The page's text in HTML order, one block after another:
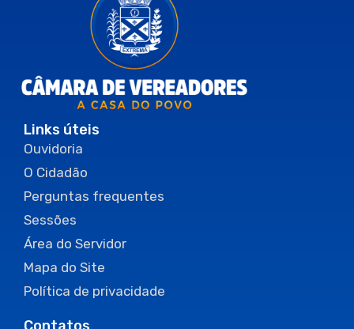
Links úteis
Ouvidoria
O Cidadão
Perguntas frequentes
Sessões
Área do Servidor
Mapa do Site
Política de privacidade